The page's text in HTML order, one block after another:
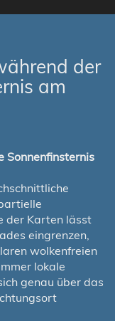
der
am
Sonnenfinsternis
der Karten lässt
eingrenzen,
wolkenfreien
lokale
genau über das